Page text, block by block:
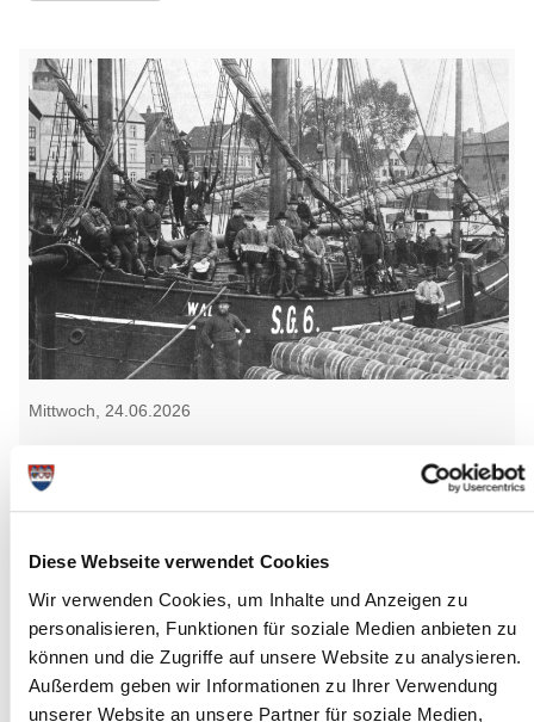
Diese Webseite verwendet Cookies
Wir verwenden Cookies, um Inhalte und Anzeigen zu
personalisieren, Funktionen für soziale Medien anbieten zu
können und die Zugriffe auf unsere Website zu analysieren.
Außerdem geben wir Informationen zu Ihrer Verwendung
unserer Website an unsere Partner für soziale Medien,
Mittwoch, 24.06.2026
"Geschichte der Heringsloggerei"